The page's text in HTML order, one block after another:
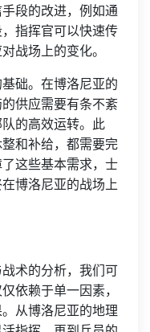
段的改进，例如通
指挥官可以快速传
战场上的变化。
础。在博洛尼亚的
供应需要有条不紊
的高效运转。此
和补给，都需要完
这些基本需求，士
博洛尼亚的战场上
术的分析，我们可
依赖于单一因素，
从博洛尼亚的地理